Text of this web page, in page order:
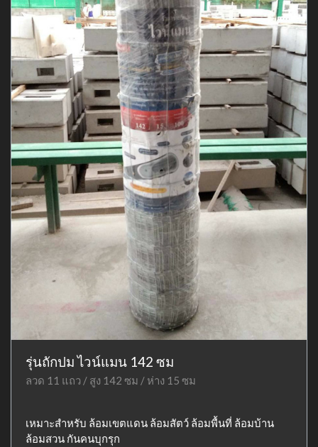
รุ่นถักปม ไวน์แมน 142 ซม
ลวด 11 แถว / สูง 142 ซม / ห่าง 15 ซม
เหมาะสำหรับ ล้อมเขตแดน ล้อมสัตว์ ล้อมพื้นที่ ล้อมบ้าน
ล้อมสวน กันคนบุกรุก